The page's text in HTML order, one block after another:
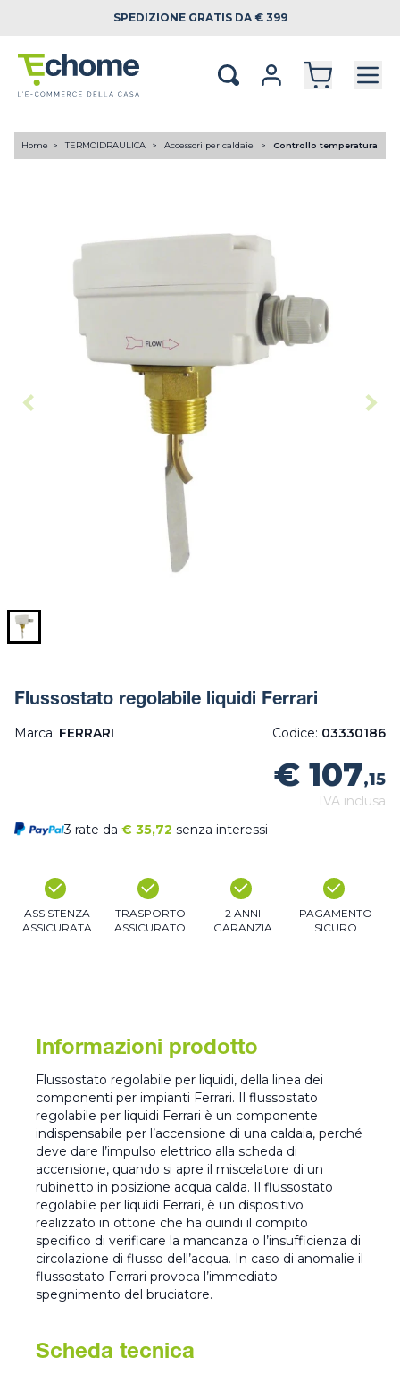
SPEDIZIONE GRATIS DA € 399
Home TERMOIDRAULICA Accessori per caldaie Controllo temperatura
Flussostato regolabile liquidi Ferrari
Marca: FERRARI Codice: 03330186
€ 107,15
IVA inclusa
3 rate da € 35,72 senza interessi
ASSISTENZA
ASSICURATA
TRASPORTO
ASSICURATO
2 ANNI
GARANZIA
PAGAMENTO
SICURO
Informazioni prodotto
Flussostato regolabile per liquidi, della linea dei
componenti per impianti Ferrari. Il flussostato
regolabile per liquidi Ferrari è un componente
indispensabile per l’accensione di una caldaia, perché
deve dare l’impulso elettrico alla scheda di
accensione, quando si apre il miscelatore di un
rubinetto in posizione acqua calda. Il flussostato
regolabile per liquidi Ferrari, è un dispositivo
realizzato in ottone che ha quindi il compito
specifico di verificare la mancanza o l’insufficienza di
circolazione di flusso dell’acqua. In caso di anomalie il
flussostato Ferrari provoca l’immediato
spegnimento del bruciatore.
Scheda tecnica